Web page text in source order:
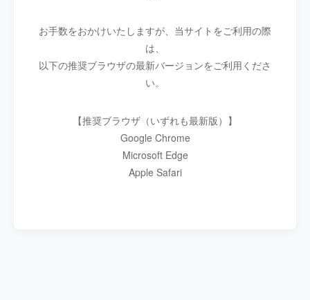
お手数をおかけいたしますが、当サイトをご利用の際
は、
以下の推奨ブラウザの最新バージョンをご利用くださ
い。
【推奨ブラウザ（いずれも最新版）】
Google Chrome
Microsoft Edge
Apple Safari